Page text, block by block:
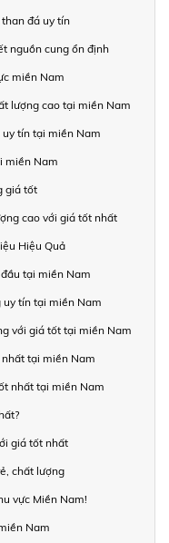
đá uy tín
nguồn cung ổn định
miền Nam
lượng cao tại miền Nam
tín tại miền Nam
miền Nam
giá tốt
cao với giá tốt nhất
Hiệu Quả
tại miền Nam
uy tín tại miền Nam
với giá tốt tại miền Nam
tại miền Nam
nhất tại miền Nam
giá tốt nhất
chất lượng
vực Miền Nam!
Nam